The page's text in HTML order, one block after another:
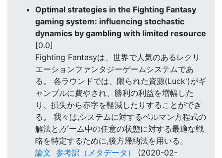
Optimal strategies in the Fighting Fantasy
gaming system: influencing stochastic
dynamics by gambling with limited resource
[0.0]
Fighting Fantasyは、世界で人気のあるレクリ
エーションファンタジーゲームシステムであ
る。 各ラウンドでは、限られた資源(Luck')がギ
ャンブルに費やされ、勝利の利益を増幅した
り、損失から赤字を軽減したりすることができ
る。 我々は,システムに対するベルマン方程式の
解法と,ゲーム中の任意の状態に対する最適な戦
略を特定するために,後方帰納法を用いる。
論文 参考訳（メタデータ）
(2020-02-